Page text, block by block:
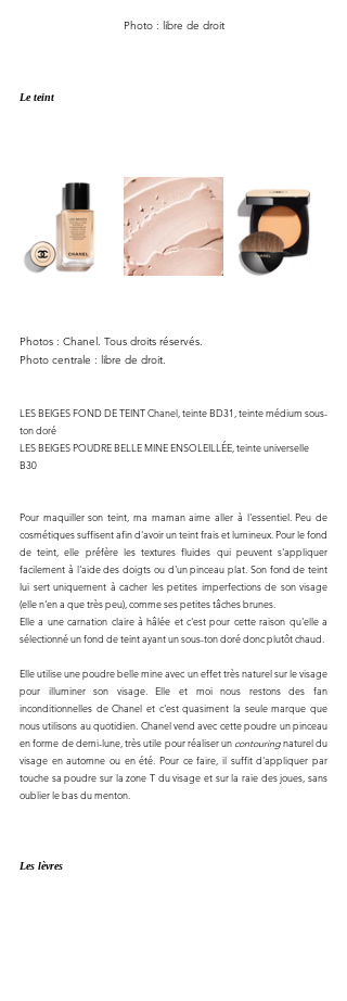
Photo : libre de droit
Le teint
Photos : Chanel. Tous droits réservés.
Photo centrale : libre de droit.
LES BEIGES FOND DE TEINT Chanel, teinte BD31, teinte médium sous-
ton doré
LES BEIGES POUDRE BELLE MINE ENSOLEILLÉE, teinte universelle
B30
Pour maquiller son teint, ma maman aime aller à l'essentiel. Peu de
cosmétiques suffisent afin d'avoir un teint frais et lumineux. Pour le fond
de teint, elle préfère les textures fluides qui peuvent s'appliquer
facilement à l'aide des doigts ou d'un pinceau plat. Son fond de teint
lui sert uniquement à cacher les petites imperfections de son visage
(elle n'en a que très peu), comme ses petites tâches brunes.
Elle a une carnation claire à hâlée et c'est pour cette raison qu'elle a
sélectionné un fond de teint ayant un sous-ton doré donc plutôt chaud.
Elle utilise une poudre belle mine avec un effet très naturel sur le visage
pour illuminer son visage. Elle et moi nous restons des fan
inconditionnelles de Chanel et c'est quasiment la seule marque que
nous utilisons au quotidien. Chanel vend avec cette poudre un pinceau
en forme de demi-lune, très utile pour réaliser un contouring naturel du
visage en automne ou en été. Pour ce faire, il suffit d'appliquer par
touche sa poudre sur la zone T du visage et sur la raie des joues, sans
oublier le bas du menton.
Les lèvres